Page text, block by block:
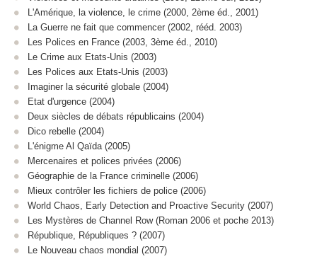
L'Amérique, la violence, le crime (2000, 2ème éd., 2001)
La Guerre ne fait que commencer (2002, rééd. 2003)
Les Polices en France (2003, 3ème éd., 2010)
Le Crime aux Etats-Unis (2003)
Les Polices aux Etats-Unis (2003)
Imaginer la sécurité globale (2004)
Etat d'urgence (2004)
Deux siècles de débats républicains (2004)
Dico rebelle (2004)
L'énigme Al Qaïda (2005)
Mercenaires et polices privées (2006)
Géographie de la France criminelle (2006)
Mieux contrôler les fichiers de police (2006)
World Chaos, Early Detection and Proactive Security (2007)
Les Mystères de Channel Row (Roman 2006 et poche 2013)
République, Républiques ? (2007)
Le Nouveau chaos mondial (2007)